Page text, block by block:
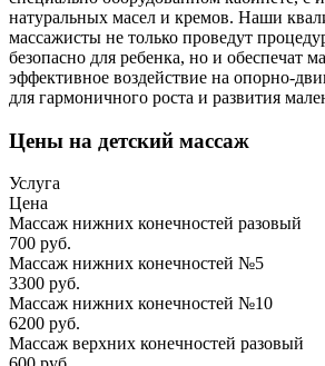
натуральных масел и кремов. Наши
массажисты не только проведут
безопасно для ребенка, но и обеспечат
эффективное воздействие на опорно-
для гармоничного роста и развития
Цены на детский массаж
Услуга
Цена
Массаж нижних конечностей разовый
700 руб.
Массаж нижних конечностей №5
3300 руб.
Массаж нижних конечностей №10
6200 руб.
Массаж верхних конечностей разовый